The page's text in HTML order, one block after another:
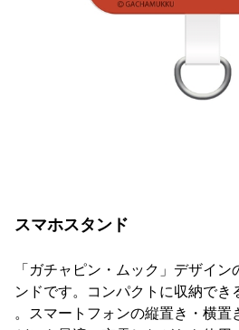
スマホスタンド
「ガチャピン・ムック」デザイ
ンドです。コンパクトに収納でき
。スマートフォンの縦置き・横置